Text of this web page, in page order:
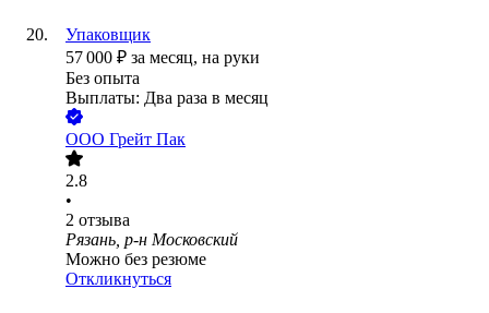
Упаковщик
57 000 ₽ за месяц, на руки
Без опыта
Выплаты: Два раза в месяц
ООО Грейт Пак
2.8
•
2 отзыва
Рязань, р-н Московский
Можно без резюме
Откликнуться